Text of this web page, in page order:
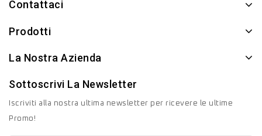
Contattaci
Prodotti
La Nostra Azienda
Sottoscrivi La Newsletter
Iscriviti alla nostra ultima newsletter per ricevere le ultime
Promo!